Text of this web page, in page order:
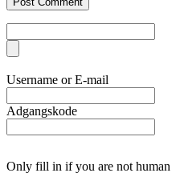
Username or E-mail
Adgangskode
Only fill in if you are not human